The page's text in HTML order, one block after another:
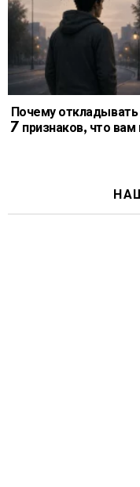
Почему
7 признаков, что